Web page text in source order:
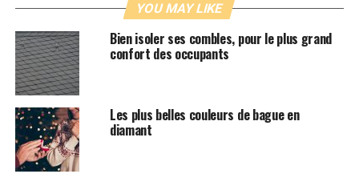
stimulation. Redécouvrir Paris autrement peut être
alors un excellent choix.
Passez un moment sur un yacht de luxe permettra à vos
salariés de se décontracter dans un cadre exceptionnel.
Organiser des aventures découvertes au cœur de la
capitale – seul ou en équipe -, faire une escale au Parc de
Saint-Cloud pour des entrainements sportifs en pleine
nature, une soirée originale à Paris ou encore visite des
YOU MAY LIKE
Bien isoler ses combles, pour le plus grand
confort des occupants
Les plus belles couleurs de bague en
diamant